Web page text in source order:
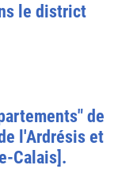
le district
de
l'Ardrésis et
Calais].